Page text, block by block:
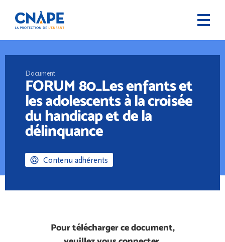
Document
FORUM 80_Les enfants et
les adolescents à la croisée
du handicap et de la
délinquance
Contenu adhérents
Pour télécharger ce document,